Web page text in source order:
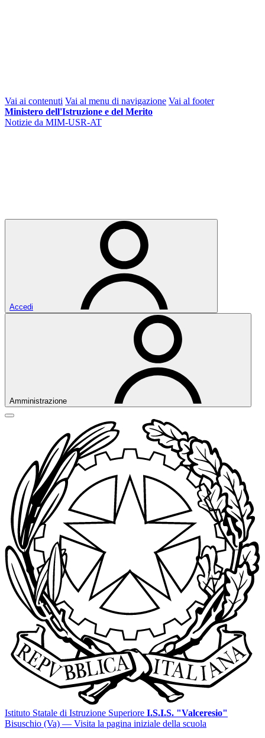
Vai ai contenuti Vai al menu di navigazione Vai al footer
Ministero dell'Istruzione e del Merito
Notizie da MIM-USR-AT
Accedi
Amministrazione
Istituto Statale di Istruzione Superiore I.S.I.S. "Valceresio"
Bisuschio (Va) — Visita la pagina iniziale della scuola